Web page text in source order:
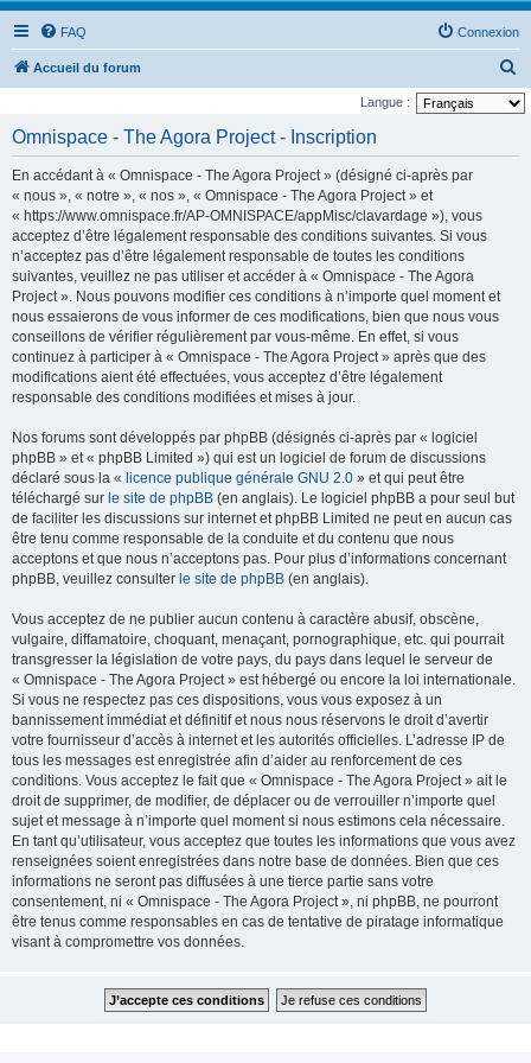
FAQ Connexion
Accueil du forum
e
Langue :
Omnispace - The Agora Project - Inscription
En accédant à « Omnispace - The Agora Project » (désigné ci-après par
« nous », « notre », « nos », « Omnispace - The Agora Project » et
« https://www.omnispace.fr/AP-OMNISPACE/appMisc/clavardage »), vous
acceptez d’être légalement responsable des conditions suivantes. Si vous
n’acceptez pas d’être légalement responsable de toutes les conditions
suivantes, veuillez ne pas utiliser et accéder à « Omnispace - The Agora
Project ». Nous pouvons modifier ces conditions à n’importe quel moment et
nous essaierons de vous informer de ces modifications, bien que nous vous
conseillons de vérifier régulièrement par vous-même. En effet, si vous
continuez à participer à « Omnispace - The Agora Project » après que des
modifications aient été effectuées, vous acceptez d’être légalement
responsable des conditions modifiées et mises à jour.
Nos forums sont développés par phpBB (désignés ci-après par « logiciel
phpBB » et « phpBB Limited ») qui est un logiciel de forum de discussions
déclaré sous la « licence publique générale GNU 2.0 » et qui peut être
téléchargé sur le site de phpBB (en anglais). Le logiciel phpBB a pour seul but
de faciliter les discussions sur internet et phpBB Limited ne peut en aucun cas
être tenu comme responsable de la conduite et du contenu que nous
acceptons et que nous n’acceptons pas. Pour plus d’informations concernant
phpBB, veuillez consulter le site de phpBB (en anglais).
Vous acceptez de ne publier aucun contenu à caractère abusif, obscène,
vulgaire, diffamatoire, choquant, menaçant, pornographique, etc. qui pourrait
transgresser la législation de votre pays, du pays dans lequel le serveur de
« Omnispace - The Agora Project » est hébergé ou encore la loi internationale.
Si vous ne respectez pas ces dispositions, vous vous exposez à un
bannissement immédiat et définitif et nous nous réservons le droit d’avertir
votre fournisseur d’accès à internet et les autorités officielles. L’adresse IP de
tous les messages est enregistrée afin d’aider au renforcement de ces
conditions. Vous acceptez le fait que « Omnispace - The Agora Project » ait le
droit de supprimer, de modifier, de déplacer ou de verrouiller n’importe quel
sujet et message à n’importe quel moment si nous estimons cela nécessaire.
En tant qu’utilisateur, vous acceptez que toutes les informations que vous avez
renseignées soient enregistrées dans notre base de données. Bien que ces
informations ne seront pas diffusées à une tierce partie sans votre
consentement, ni « Omnispace - The Agora Project », ni phpBB, ne pourront
être tenus comme responsables en cas de tentative de piratage informatique
visant à compromettre vos données.